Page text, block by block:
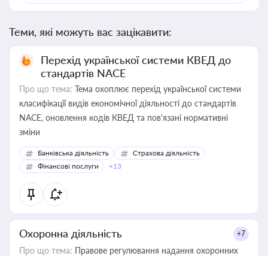
Теми, які можуть вас зацікавити:
Перехід української системи КВЕД до
стандартів NACE
Про що тема: Тема охоплює перехід української системи
класифікації видів економічної діяльності до стандартів
NACE, оновлення кодів КВЕД та пов'язані нормативні
зміни
Банківська діяльність
Страхова діяльність
Фінансові послуги
+13
Охоронна діяльність +7
Про що тема: Правове регулювання надання охоронних